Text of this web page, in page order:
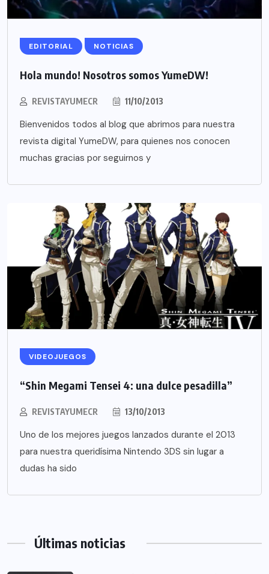
EDITORIAL NOTICIAS
Hola mundo! Nosotros somos YumeDW!
REVISTAYUMECR 11/10/2013
Bienvenidos todos al blog que abrimos para nuestra
revista digital YumeDW, para quienes nos conocen
muchas gracias por seguirnos y
VIDEOJUEGOS
“Shin Megami Tensei 4: una dulce pesadilla”
REVISTAYUMECR 13/10/2013
Uno de los mejores juegos lanzados durante el 2013
para nuestra queridísima Nintendo 3DS sin lugar a
dudas ha sido
Últimas noticias